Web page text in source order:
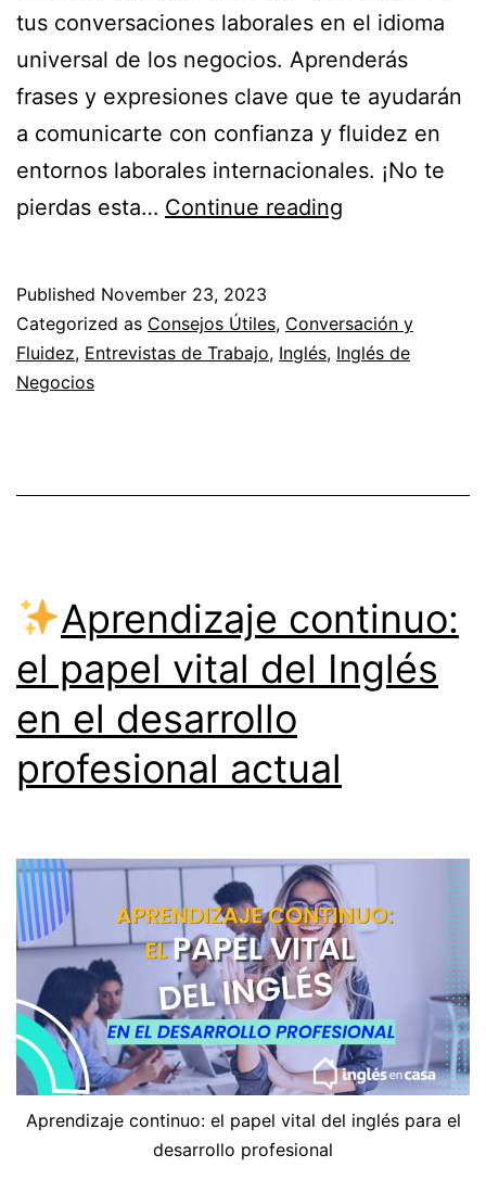
tus conversaciones laborales en el idioma
universal de los negocios. Aprenderás
frases y expresiones clave que te ayudarán
a comunicarte con confianza y fluidez en
entornos laborales internacionales. ¡No te
pierdas esta… Continue reading
llamadas
y
en
Published November 23, 2023
Categorized as Consejos Útiles, Conversación y
Fluidez, Entrevistas de Trabajo, Inglés, Inglés de
Negocios
Aprendizaje continuo:
el papel vital del Inglés
en el desarrollo
profesional actual
Aprendizaje continuo: el papel vital del inglés para el
desarrollo profesional